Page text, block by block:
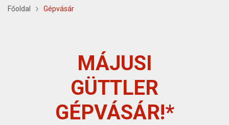
Főoldal Gépvásár
MÁJUSI
GÜTTLER
GÉPVÁSÁR!*